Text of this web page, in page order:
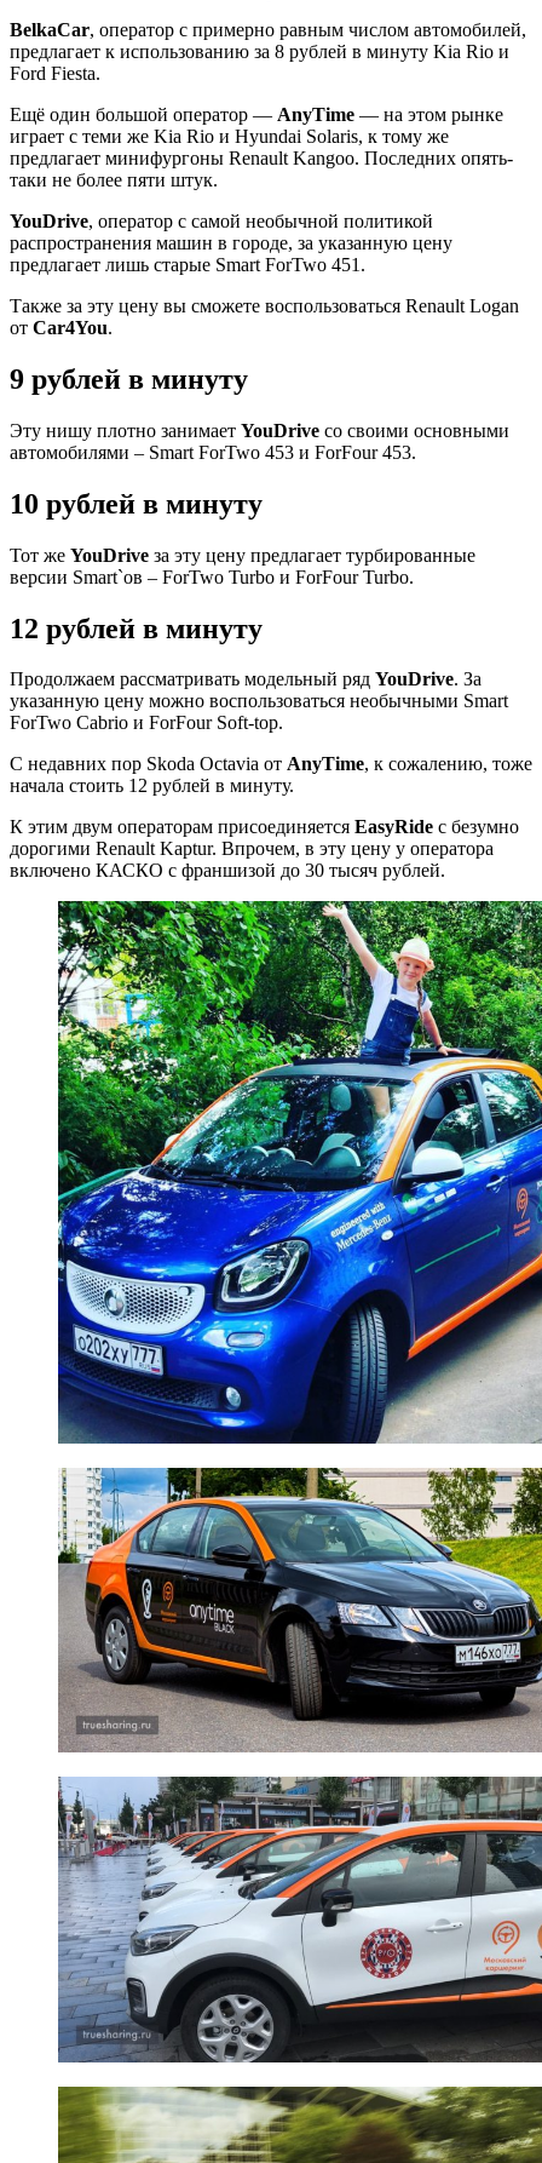
BelkaCar, оператор с примерно равным числом автомобилей,
предлагает к использованию за 8 рублей в минуту Kia Rio и
Ford Fiesta.
Ещё один большой оператор — AnyTime — на этом рынке
играет с теми же Kia Rio и Hyundai Solaris, к тому же
предлагает минифургоны Renault Kangoo. Последних опять-
таки не более пяти штук.
YouDrive, оператор с самой необычной политикой
распространения машин в городе, за указанную цену
предлагает лишь старые Smart ForTwo 451.
Также за эту цену вы сможете воспользоваться Renault Logan
от Car4You.
9 рублей в минуту
Эту нишу плотно занимает YouDrive со своими основными
автомобилями – Smart ForTwo 453 и ForFour 453.
10 рублей в минуту
Тот же YouDrive за эту цену предлагает турбированные
версии Smart`ов – ForTwo Turbo и ForFour Turbo.
12 рублей в минуту
Продолжаем рассматривать модельный ряд YouDrive. За
указанную цену можно воспользоваться необычными Smart
ForTwo Cabrio и ForFour Soft-top.
С недавних пор Skoda Оctavia от AnyTime, к сожалению, тоже
начала стоить 12 рублей в минуту.
К этим двум операторам присоединяется EasyRide с безумно
дорогими Renault Kaptur. Впрочем, в эту цену у оператора
включено КАСКО с франшизой до 30 тысяч рублей.